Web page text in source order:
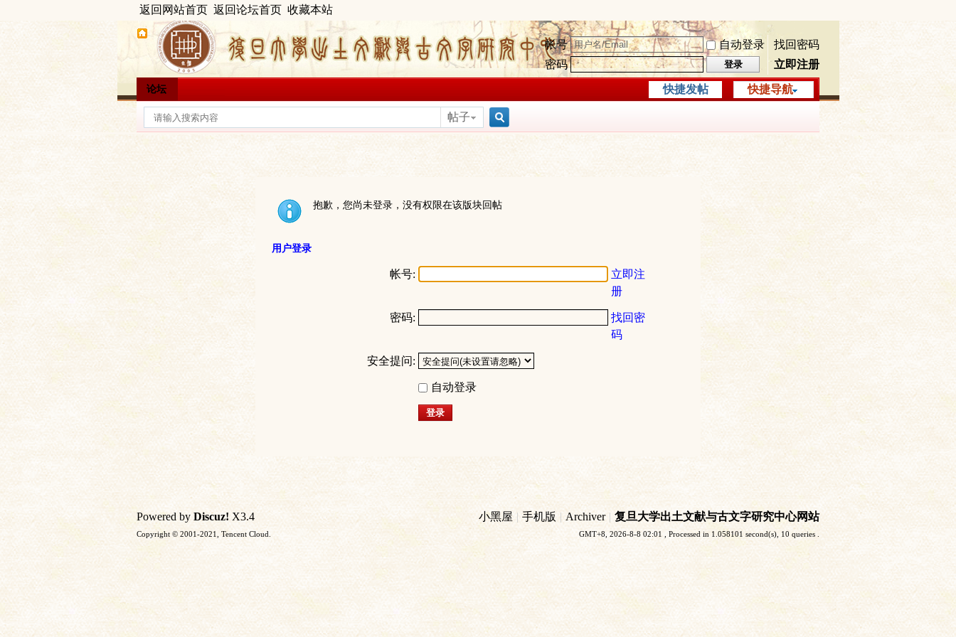
返回网站首页 返回论坛首页 收藏本站
帐号 自动登录
找回密码
密码
登录 立即注册
快捷导航
论坛 快捷发帖
帖子
索
抱歉，您尚未登录，没有权限在该版块回帖
用户登录
帐号:
立即注
册
密码:
找回密
码
安全提问:
自动登录
登录
小黑屋 | 手机版 | Archiver | 复旦大学出土文献与古文字研究中心网站
GMT+8, 2026-8-8 02:01 , Processed in 1.058101 second(s), 10 queries .
Powered by Discuz! X3.4
Copyright © 2001-2021, Tencent Cloud.